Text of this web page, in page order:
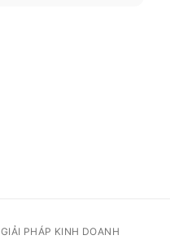
GIẢI PHÁP KINH DOANH